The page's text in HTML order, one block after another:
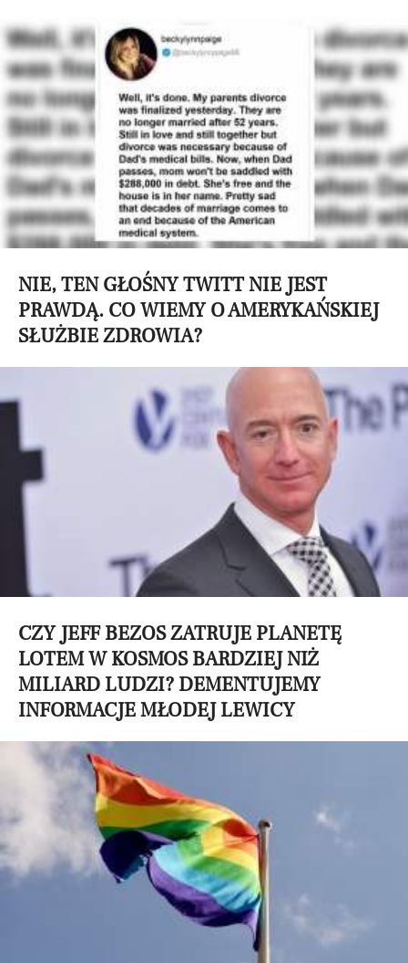
NIE, TEN GŁOŚNY TWITT NIE JEST
PRAWDĄ. CO WIEMY O AMERYKAŃSKIEJ
SŁUŻBIE ZDROWIA?
CZY JEFF BEZOS ZATRUJE PLANETĘ
LOTEM W KOSMOS BARDZIEJ NIŻ
MILIARD LUDZI? DEMENTUJEMY
INFORMACJE MŁODEJ LEWICY